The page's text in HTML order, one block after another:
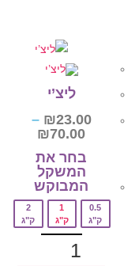
ליצ’י
₪23.00
–
₪70.00
בחר את
המשקל
המבוקש‎
0.5
ק"ג
1
ק"ג
2
ק"ג